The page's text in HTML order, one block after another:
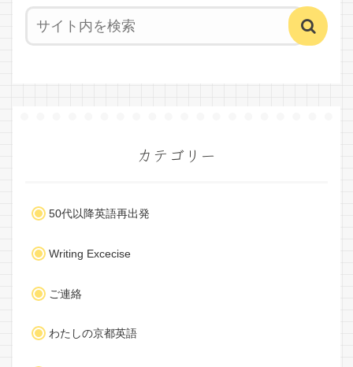
カテゴリー
50代以降英語再出発
Writing Excecise
ご連絡
わたしの京都英語